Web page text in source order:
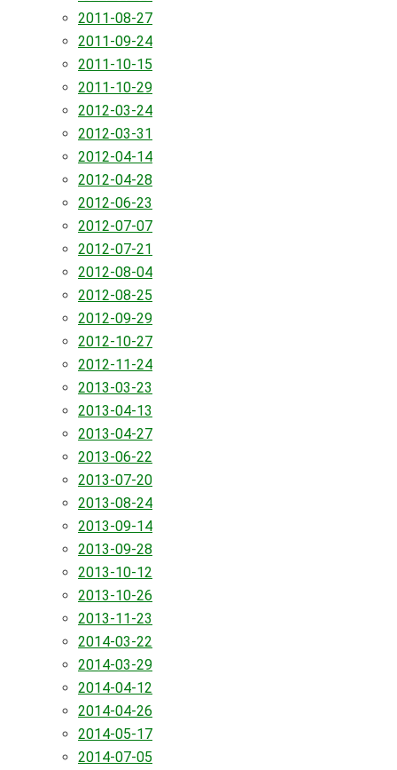
2011-08-27
2011-09-24
2011-10-15
2011-10-29
2012-03-24
2012-03-31
2012-04-14
2012-04-28
2012-06-23
2012-07-07
2012-07-21
2012-08-04
2012-08-25
2012-09-29
2012-10-27
2012-11-24
2013-03-23
2013-04-13
2013-04-27
2013-06-22
2013-07-20
2013-08-24
2013-09-14
2013-09-28
2013-10-12
2013-10-26
2013-11-23
2014-03-22
2014-03-29
2014-04-12
2014-04-26
2014-05-17
2014-07-05